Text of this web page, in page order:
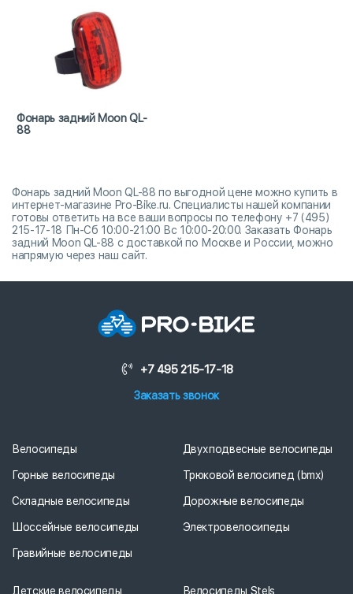
Фонарь задний Moon QL-
88
Фонарь задний Moon QL-88 по выгодной цене можно купить в
интернет-магазине Pro-Bike.ru. Специалисты нашей компании
готовы ответить на все ваши вопросы по телефону +7 (495)
215-17-18 Пн-Сб 10:00-21:00 Вс 10:00-20:00. Заказать Фонарь
задний Moon QL-88 с доставкой по Москве и России, можно
напрямую через наш сайт.
+7 495 215-17-18
Заказать звонок
Велосипеды
Горные велосипеды
Складные велосипеды
Шоссейные велосипеды
Гравийные велосипеды
Двухподвесные велосипеды
Трюковой велосипед (bmx)
Дорожные велосипеды
Электровелосипеды
Детские велосипеды Велосипеды Stels